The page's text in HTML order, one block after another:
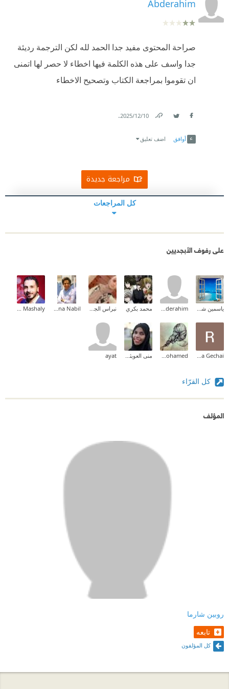
Abderahim
صراحة المحتوى مفيد جدا الحمد لله لكن الترجمة رديئة
جدا واسف على هذه الكلمة فيها اخطاء لا حصر لها اتمنى
ان تقوموا بمراجعة الكتاب وتصحيح الاخطاء
10‏/12‏/2025
.
أوافق اضف تعليق
مراجعة جديدة
كل المراجعات
على رفوف الأبجديين
محمد بكري
ayat
كل القرّاء
المؤلف
روبين شارما
تابعه
كل المؤلفون